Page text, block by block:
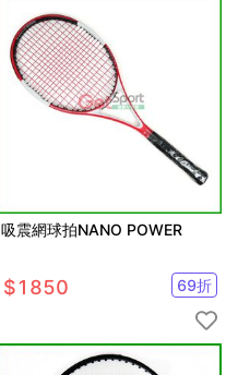
吸震網球拍NANO POWER
$1850 69折